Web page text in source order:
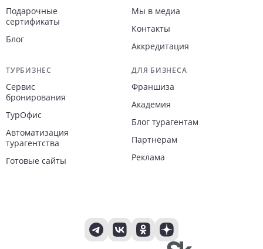
Подарочные
сертификаты
Блог
Мы в медиа
Контакты
Аккредитация
ТУРБИЗНЕС
Сервис
бронирования
ТурОфис
Автоматизация
турагентства
Готовые сайты
ДЛЯ БИЗНЕСА
Франшиза
Академия
Блог турагентам
Партнёрам
Реклама